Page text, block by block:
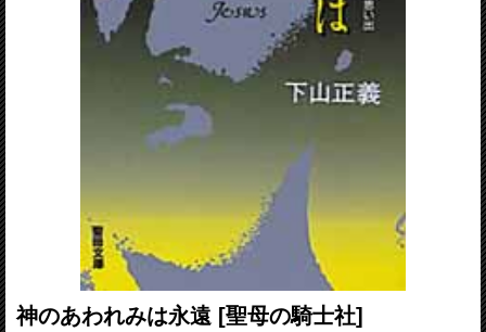
神のあわれみは永遠 [聖母の騎士社]